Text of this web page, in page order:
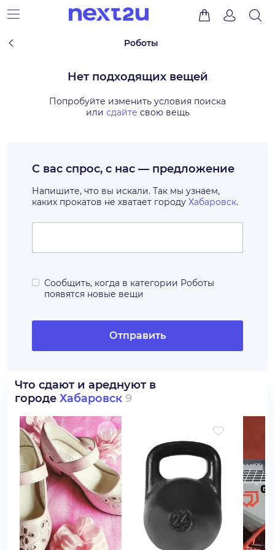
Роботы
Нет подходящих вещей
Попробуйте изменить условия поиска
или сдайте свою вещь
С вас спрос, с нас — предложение
Напишите, что вы искали. Так мы узнаем,
каких прокатов не хватает городу Хабаровск.
Сообщить, когда в категории Роботы
появятся новые вещи
Отправить
Что сдают и ареднуют в
городе Хабаровск 9